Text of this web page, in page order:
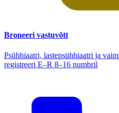
Broneeri vastuvõtt
Psühhiaatri, lastepsühhiaatri ja
registreeri E–R 8–16 numbril